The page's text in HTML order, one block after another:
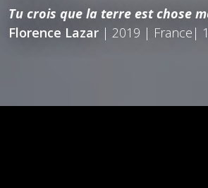
Tu crois que la terre est chose
Florence Lazar | 2019 | France|